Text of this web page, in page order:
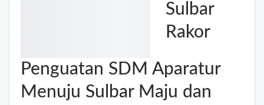
Sulbar
Rakor
Penguatan SDM Aparatur
Menuju Sulbar Maju dan